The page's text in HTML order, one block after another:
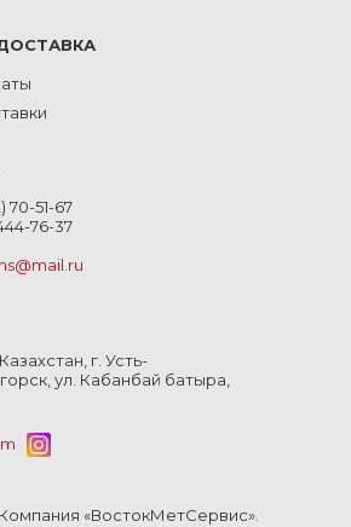
70-51-67
76-37
г. Усть-
ул. Кабанбай батыра,
«ВостокМетСервис».